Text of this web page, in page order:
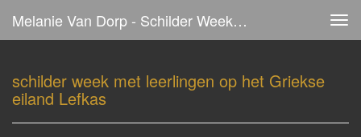
Melanie Van Dorp - Schilder Week Met Leerlingen Op Het Griekse Eiland Lefkas
schilder week met leerlingen op het Griekse
eiland Lefkas